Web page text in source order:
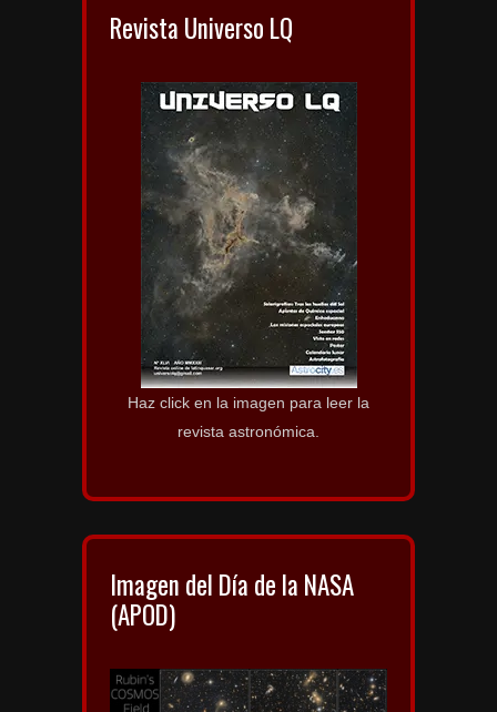
Revista Universo LQ
Haz click en la imagen para leer la
revista astronómica.
Imagen del Día de la NASA
(APOD)